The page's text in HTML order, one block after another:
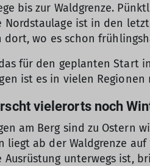
bis zur Waldgrenze.
ist in den
dort, wo es schon
für den geplanten Start
ist es in vielen Regionen
vielerorts noch
am Berg sind zu Ostern
liegt ab der Waldgrenze
Ausrüstung unterwegs ist,